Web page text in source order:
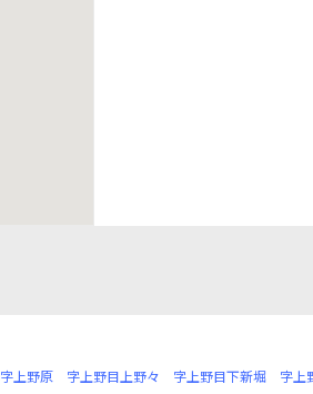
字上野原 字上野目上野々 字上野目下新堀
字上